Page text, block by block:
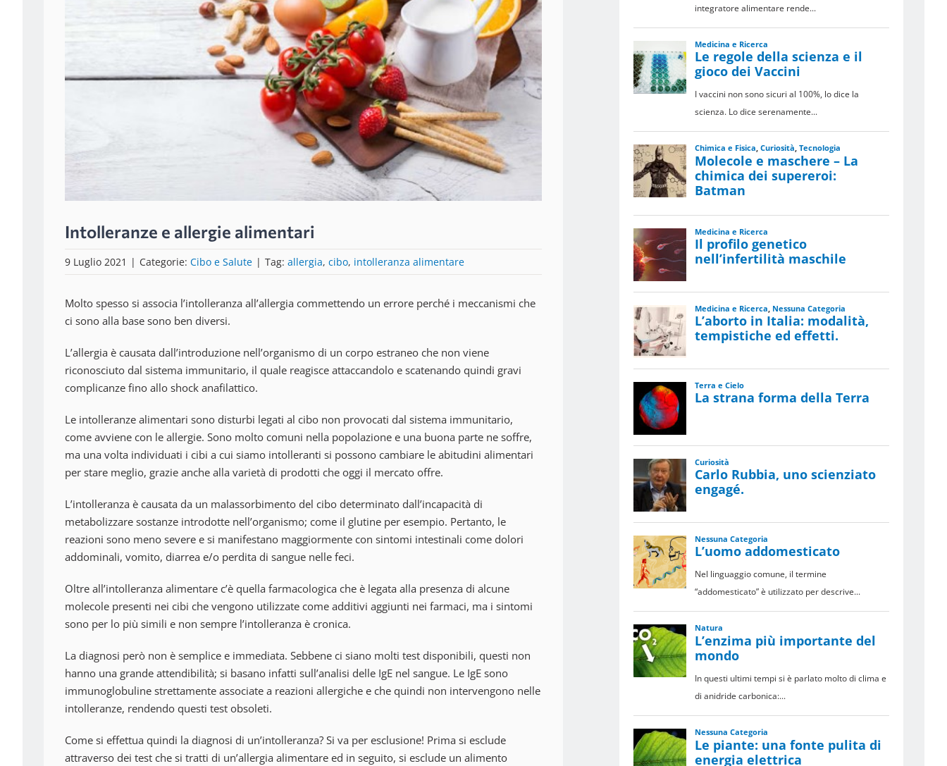
Intolleranze e allergie alimentari
9 Luglio 2021 | Categorie: Cibo e Salute | Tag: allergia, cibo, intolleranza alimentare
Molto spesso si associa l’intolleranza all’allergia commettendo un errore perché i meccanismi che
ci sono alla base sono ben diversi.
L’allergia è causata dall’introduzione nell’organismo di un corpo estraneo che non viene
riconosciuto dal sistema immunitario, il quale reagisce attaccandolo e scatenando quindi gravi
complicanze fino allo shock anafilattico.
Le intolleranze alimentari sono disturbi legati al cibo non provocati dal sistema immunitario,
come avviene con le allergie. Sono molto comuni nella popolazione e una buona parte ne soffre,
ma una volta individuati i cibi a cui siamo intolleranti si possono cambiare le abitudini alimentari
per stare meglio, grazie anche alla varietà di prodotti che oggi il mercato offre.
L’intolleranza è causata da un malassorbimento del cibo determinato dall’incapacità di
metabolizzare sostanze introdotte nell’organismo; come il glutine per esempio. Pertanto, le
reazioni sono meno severe e si manifestano maggiormente con sintomi intestinali come dolori
addominali, vomito, diarrea e/o perdita di sangue nelle feci.
Oltre all’intolleranza alimentare c’è quella farmacologica che è legata alla presenza di alcune
molecole presenti nei cibi che vengono utilizzate come additivi aggiunti nei farmaci, ma i sintomi
sono per lo più simili e non sempre l’intolleranza è cronica.
La diagnosi però non è semplice e immediata. Sebbene ci siano molti test disponibili, questi non
hanno una grande attendibilità; si basano infatti sull’analisi delle IgE nel sangue. Le IgE sono
immunoglobuline strettamente associate a reazioni allergiche e che quindi non intervengono nelle
intolleranze, rendendo questi test obsoleti.
Come si effettua quindi la diagnosi di un’intolleranza? Si va per esclusione! Prima si esclude
attraverso dei test che si tratti di un’allergia alimentare ed in seguito, si esclude un alimento